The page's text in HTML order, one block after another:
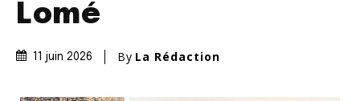
Lomé
11 juin 2026 By La Rédaction